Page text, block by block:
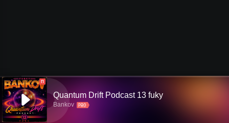
П
Quantum Drift Podcast 13 fuky
Bankov